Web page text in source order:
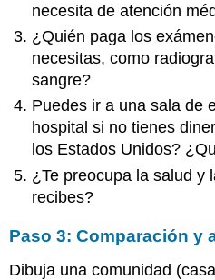
necesita de atención
¿Quién paga los
necesitas, como
sangre?
Puedes ir a una sala de
hospital si no tienes
los Estados Unidos?
¿Te preocupa la salud y
recibes?
Paso 3: Comparación y
Dibuja una comunidad